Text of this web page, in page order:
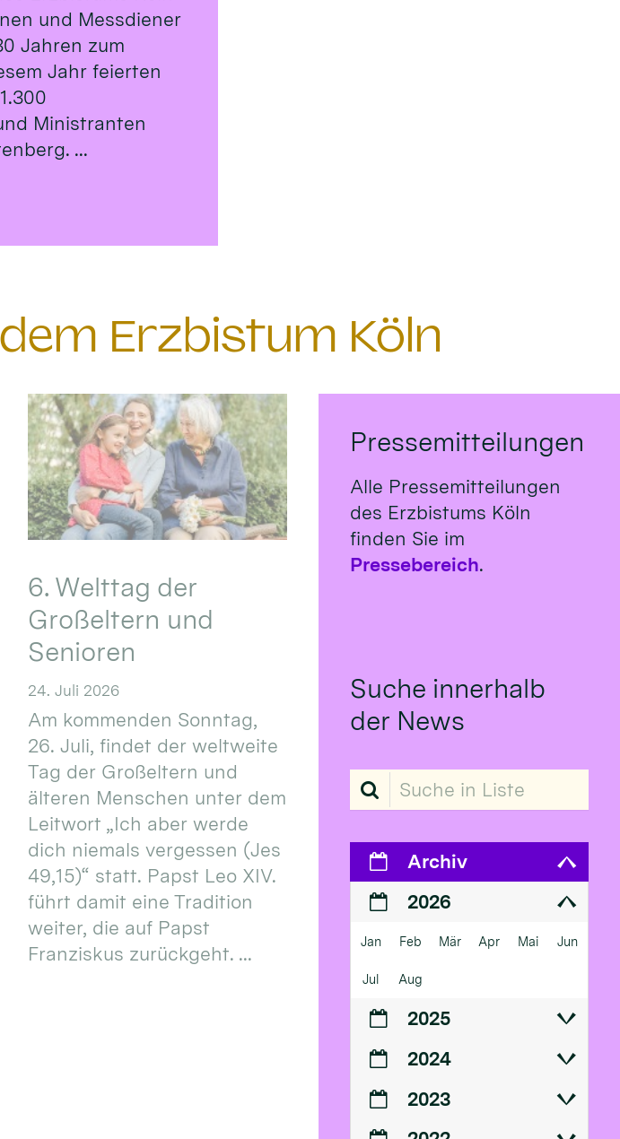
und Messdiener
Jahren zum
Jahr feierten
Ministranten
...
Erzbistum Köln
6. Welttag der
Großeltern und
Senioren
24. Juli 2026
Am kommenden Sonntag,
26. Juli, findet der weltweite
Tag der Großeltern und
älteren Menschen unter dem
Leitwort „Ich aber werde
dich niemals vergessen (Jes
49,15)“ statt. Papst Leo XIV.
führt damit eine Tradition
weiter, die auf Papst
Franziskus zurückgeht. ...
Pressemitteilungen
Alle Pressemitteilungen
des Erzbistums Köln
finden Sie im
Pressebereich.
Suche innerhalb
der News
Suche in Liste
Archiv
2026
Jan Feb Mär Apr Mai Jun
Jul Aug
2025
2024
2023